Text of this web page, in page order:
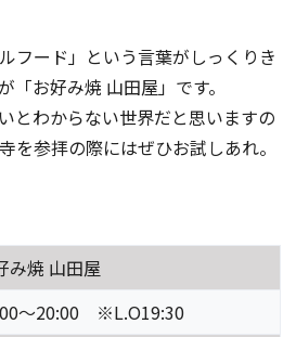
フード」という言葉がしっくりき
「お好み焼 山田屋」です。
とわからない世界だと思いますの
を参拝の際にはぜひお試しあれ。
み焼 山田屋
～20:00 ※L.O19:30